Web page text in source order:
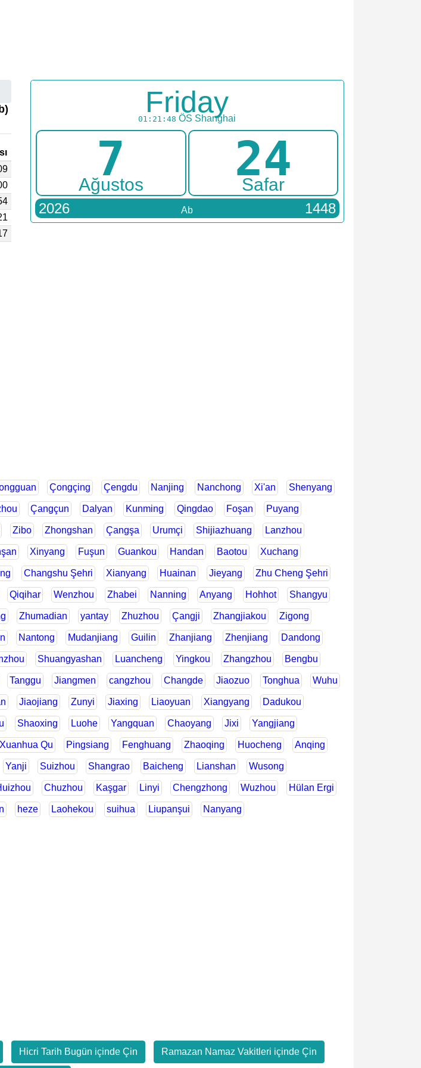
Friday
01:21:48 ÖS Shanghai
7
Ağustos 24
Safar
2026 Ab 1448
Çongçing Çengdu Nanjing Nanchong Xi'an Shenyang
Çangçun Dalyan Kunming Qingdao Foşan Puyang
Zibo Zhongshan Çangşa Urumçi Shijiazhuang Lanzhou
Xinyang Fuşun Guankou Handan Baotou Xuchang
Changshu Şehri Xianyang Huainan Jieyang Zhu Cheng Şehri
Qiqihar Wenzhou Zhabei Nanning Anyang Hohhot Shangyu
Zhumadian yantay Zhuzhou Çangji Zhangjiakou Zigong
Nantong Mudanjiang Guilin Zhanjiang Zhenjiang Dandong
Shuangyashan Luancheng Yingkou Zhangzhou Bengbu
Tanggu Jiangmen cangzhou Changde Jiaozuo Tonghua Wuhu
Jiaojiang Zunyi Jiaxing Liaoyuan Xiangyang Dadukou
Shaoxing Luohe Yangquan Chaoyang Jixi Yangjiang
Qu Pingsiang Fenghuang Zhaoqing Huocheng Anqing
Yanji Suizhou Shangrao Baicheng Lianshan Wusong
Chuzhou Kaşgar Linyi Chengzhong Wuzhou Hülan Ergi
heze Laohekou suihua Liupanşui Nanyang
Hicri Tarih Bugün içinde Çin Ramazan Namaz Vakitleri içinde Çin